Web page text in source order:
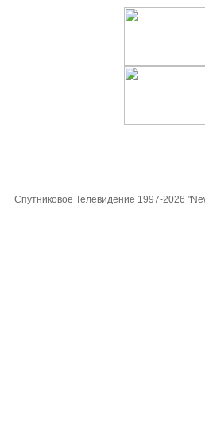
Спутниковое Телевидение 1997-2026